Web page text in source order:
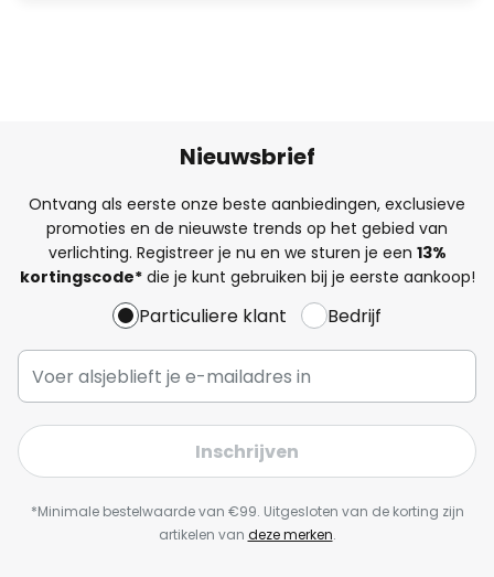
Nieuwsbrief
Ontvang als eerste onze beste aanbiedingen, exclusieve
promoties en de nieuwste trends op het gebied van
verlichting. Registreer je nu en we sturen je een 13%
kortingscode*die je kunt gebruiken bij je eerste aankoop!
Particuliere klant Bedrijf
Inschrijven
*Minimale bestelwaarde van €99. Uitgesloten van de korting zijn
artikelen van deze merken.